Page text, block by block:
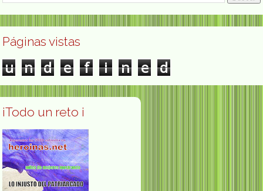
Páginas vistas
u n d e f i n e d
¡Todo un reto ¡